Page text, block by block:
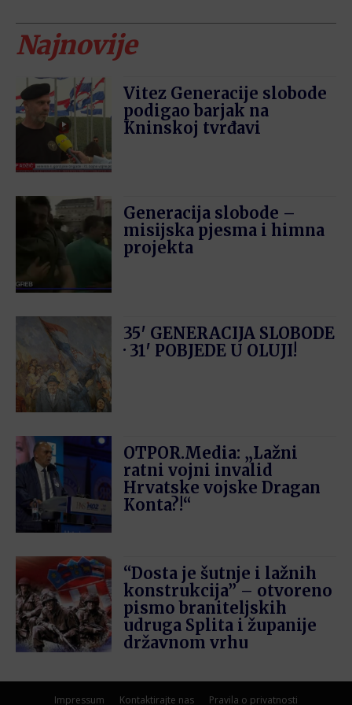
Najnovije
Vitez Generacije slobode
podigao barjak na
Kninskoj tvrđavi
Generacija slobode –
misijska pjesma i himna
projekta
35′ GENERACIJA SLOBODE
· 31′ POBJEDE U OLUJI!
OTPOR.Media: „Lažni
ratni vojni invalid
Hrvatske vojske Dragan
Konta?!“
“Dosta je šutnje i lažnih
konstrukcija” – otvoreno
pismo braniteljskih
udruga Splita i županije
državnom vrhu
Impressum Kontaktirajte nas Pravila o privatnosti